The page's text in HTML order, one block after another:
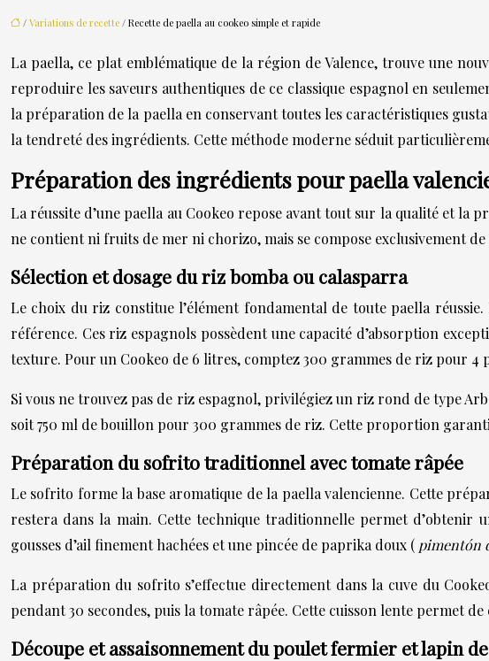
/ Variations de recette / Recette de paella au cookeo simple et rapide
La paella, ce plat emblématique de la région de Valence, trouve une
reproduire les saveurs authentiques de ce classique espagnol en
la préparation de la paella en conservant toutes les caractéristiques
la tendreté des ingrédients. Cette méthode moderne séduit
Préparation des ingrédients pour paella
La réussite d’une paella au Cookeo repose avant tout sur la qualité et
ne contient ni fruits de mer ni chorizo, mais se compose exclusivement
Sélection et dosage du riz bomba ou calasparra
Le choix du riz constitue l’élément fondamental de toute paella
référence. Ces riz espagnols possèdent une capacité d’absorption
texture. Pour un Cookeo de 6 litres, comptez 300 grammes de riz pour 4
Si vous ne trouvez pas de riz espagnol, privilégiez un riz rond de type
soit 750 ml de bouillon pour 300 grammes de riz. Cette proportion
Préparation du sofrito traditionnel avec tomate râpée
Le sofrito forme la base aromatique de la paella valencienne. Cette
restera dans la main. Cette technique traditionnelle permet d’obtenir
gousses d’ail finement hachées et une pincée de paprika doux ( pimentón
La préparation du sofrito s’effectue directement dans la cuve du
pendant 30 secondes, puis la tomate râpée. Cette cuisson lente permet
Découpe et assaisonnement du poulet fermier et lapin